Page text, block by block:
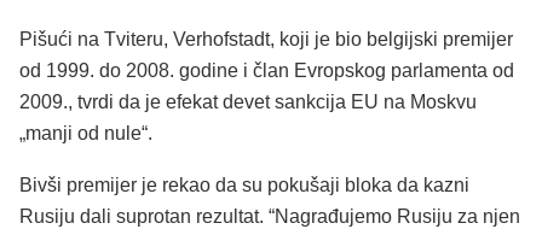
Pišući na Tviteru, Verhofstadt, koji je bio belgijski premijer
od 1999. do 2008. godine i član Evropskog parlamenta od
2009., tvrdi da je efekat devet sankcija EU na Moskvu
„manji od nule“.
Bivši premijer je rekao da su pokušaji bloka da kazni
Rusiju dali suprotan rezultat. “Nagrađujemo Rusiju za njen